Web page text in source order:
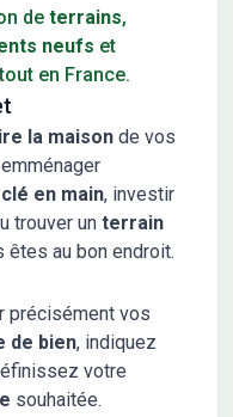
de terrains,
neufs et
en France.
la maison de vos
en main, investir
trouver un terrain
au bon endroit.
précisément vos
de bien, indiquez
votre
souhaitée.